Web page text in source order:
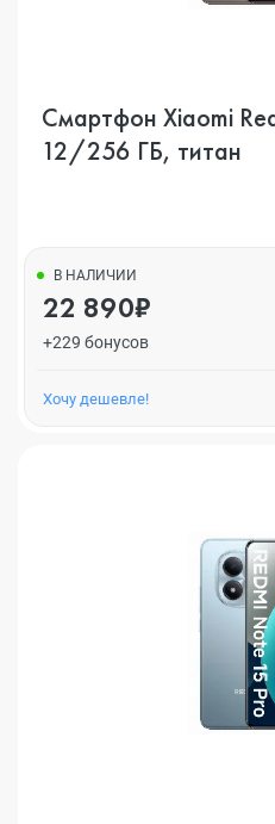
Смартфон Xiaomi
12/256 ГБ, титан
В НАЛИЧИИ
22 890₽
+229 бонусов
Хочу дешевле!